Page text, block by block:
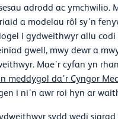
adrodd ac ymchwilio.
a modelau rôl sy’n
i gydweithwyr allu codi
gwell, mwy dewr a
Mae’r cyfan yn
meddygol da’r Cyngor
i ni’n awr roi hyn ar
sydd wedi